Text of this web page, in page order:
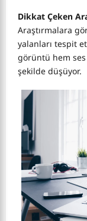
Dikkat Çeken
Araştırmalara
yalanları tespit
görüntü hem
şekilde düşüyor.